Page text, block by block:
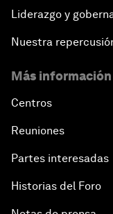
Liderazgo y
Nuestra
Más
Centros
Reuniones
Partes interesadas
Historias del Foro